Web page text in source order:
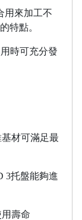
用來加工不
特點。
時可充分發
材可滿足最
3托盤能夠進
壽命